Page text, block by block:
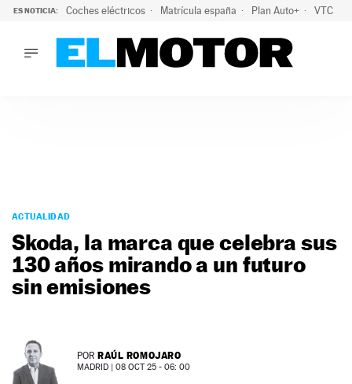
ES NOTICIA: Coches eléctricos Matrícula españa Plan Auto+ VTC
PODCAST
MOTOS
TECNOLOGÍA
SUPERCOCHES
SERVICIOS
NEWSLETTER
ACTUALIDAD
Skoda, la marca que celebra sus
130 años mirando a un futuro
sin emisiones
POR RAÚL ROMOJARO
MADRID | 08 OCT 25 - 06: 00